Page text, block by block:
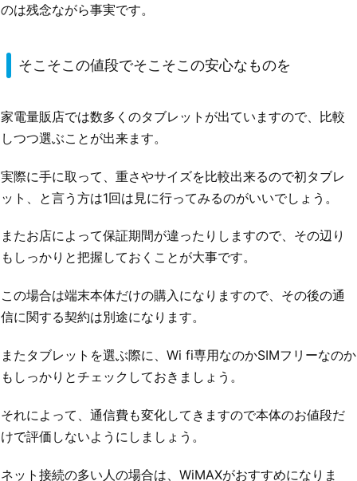
のは残念ながら事実です。
そこそこの値段でそこそこの安心なものを
家電量販店では数多くのタブレットが出ていますので、比較
しつつ選ぶことが出来ます。
実際に手に取って、重さやサイズを比較出来るので初タブレ
ット、と言う方は1回は見に行ってみるのがいいでしょう。
またお店によって保証期間が違ったりしますので、その辺り
もしっかりと把握しておくことが大事です。
この場合は端末本体だけの購入になりますので、その後の通
信に関する契約は別途になります。
またタブレットを選ぶ際に、Wi fi専用なのかSIMフリーなのか
もしっかりとチェックしておきましょう。
それによって、通信費も変化してきますので本体のお値段だ
けで評価しないようにしましょう。
ネット接続の多い人の場合は、WiMAXがおすすめになりま